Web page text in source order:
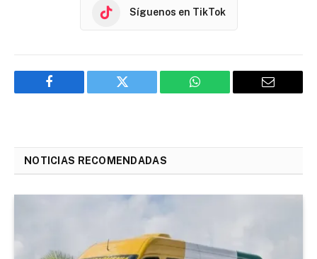
Síguenos en TikTok
Facebook Twitter WhatsApp Email
NOTICIAS RECOMENDADAS